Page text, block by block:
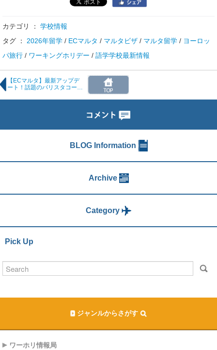
カテゴリ ： 学校情報
タグ ： 2026年留学 / ECマルタ / マルタビザ / マルタ留学 / ヨーロッ
パ旅行 / ワーキングホリデー / 語学学校最新情報
【ECマルタ】最新アップデ
ート！話題のバリスタコース
ぐ」利用可能に！
BLOG Information
Archive
Category
Pick Up
ジャンルからさがす
ワーホリ情報局